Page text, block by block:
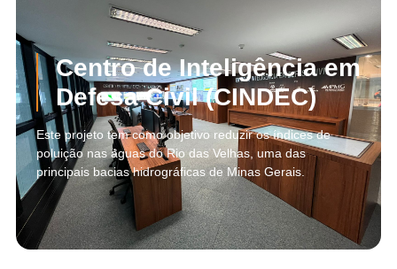
Centro de Inteligência em
Defesa Civil (CINDEC)
Este projeto tem como objetivo reduzir os índices de
poluição nas águas do Rio das Velhas, uma das
principais bacias hidrográficas de Minas Gerais.